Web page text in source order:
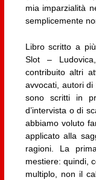
mia imparzialità
semplicemente
Libro scritto a
Slot –
contribuito altri
avvocati, autori
sono scritti in
d’intervista o di
abbiamo voluto
applicato alla
ragioni. La
mestiere: quindi,
multiplo, non il